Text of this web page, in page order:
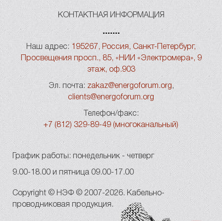
КОНТАКТНАЯ ИНФОРМАЦИЯ
Наш адрес: 195267, Россия, Санкт-Петербург,
Просвещения просп., 85, «НИИ «Электромера», 9
этаж, оф.903
Эл. почта: zakaz@energoforum.org ,
clients@energoforum.org
Телефон/факс:
+7 (812) 329-89-49 (многоканальный)
График работы: понедельник - четверг
9.00-18.00 и пятница 09.00-17.00
Copyright © НЭФ © 2007-2026. Кабельно-
проводниковая продукция.